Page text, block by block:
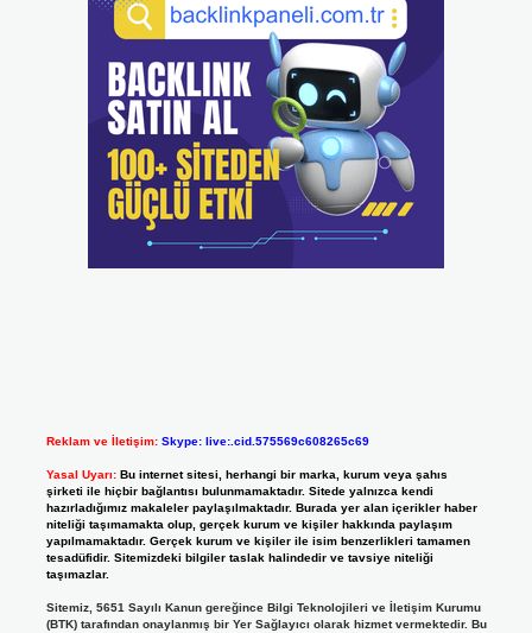
Reklam ve İletişim: Skype: live:.cid.575569c608265c69
Yasal Uyarı: Bu internet sitesi, herhangi bir marka, kurum veya şahıs
şirketi ile hiçbir bağlantısı bulunmamaktadır. Sitede yalnızca kendi
hazırladığımız makaleler paylaşılmaktadır. Burada yer alan içerikler haber
niteliği taşımamakta olup, gerçek kurum ve kişiler hakkında paylaşım
yapılmamaktadır. Gerçek kurum ve kişiler ile isim benzerlikleri tamamen
tesadüfidir. Sitemizdeki bilgiler taslak halindedir ve tavsiye niteliği
taşımazlar.
Sitemiz, 5651 Sayılı Kanun gereğince Bilgi Teknolojileri ve İletişim Kurumu
(BTK) tarafından onaylanmış bir Yer Sağlayıcı olarak hizmet vermektedir. Bu